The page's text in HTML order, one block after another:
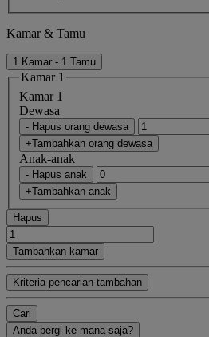
Kamar & Tamu
1 Kamar - 1 Tamu
Kamar 1
Kamar 1
Dewasa
- Hapus orang dewasa
+Tambahkan orang dewasa
Anak-anak
- Hapus anak
+Tambahkan anak
Hapus
Tambahkan kamar
Kriteria pencarian tambahan
Cari
Anda pergi ke mana saja?